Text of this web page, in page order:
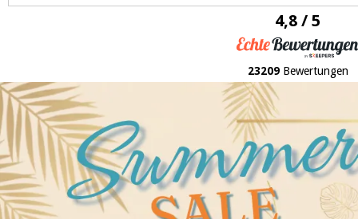
4,8 / 5
23209Bewertungen